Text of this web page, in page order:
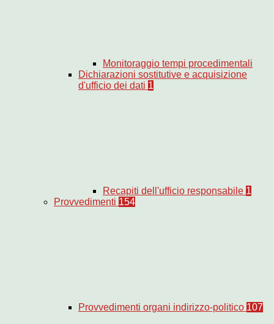
Monitoraggio tempi procedimentali
Dichiarazioni sostitutive e acquisizione
d'ufficio dei dati 1
Recapiti dell'ufficio responsabile 1
Provvedimenti 154
Provvedimenti organi indirizzo-politico 107